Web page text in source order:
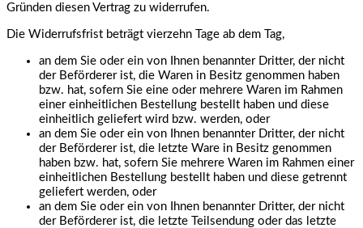
Gründen diesen Vertrag zu widerrufen.
Die Widerrufsfrist beträgt vierzehn Tage ab dem Tag,
an dem Sie oder ein von Ihnen benannter Dritter, der nicht
der Beförderer ist, die Waren in Besitz genommen haben
bzw. hat, sofern Sie eine oder mehrere Waren im Rahmen
einer einheitlichen Bestellung bestellt haben und diese
einheitlich geliefert wird bzw. werden, oder
an dem Sie oder ein von Ihnen benannter Dritter, der nicht
der Beförderer ist, die letzte Ware in Besitz genommen
haben bzw. hat, sofern Sie mehrere Waren im Rahmen einer
einheitlichen Bestellung bestellt haben und diese getrennt
geliefert werden, oder
an dem Sie oder ein von Ihnen benannter Dritter, der nicht
der Beförderer ist, die letzte Teilsendung oder das letzte